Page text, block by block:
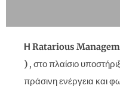
Η Ratarious
) , στο πλαίσιο
πράσινη ενέργεια και